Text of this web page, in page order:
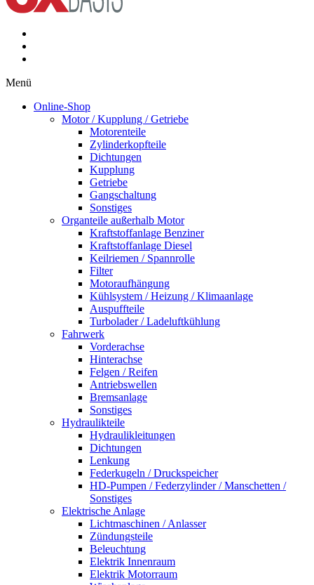
Menü
Online-Shop
Motor / Kupplung / Getriebe
Motorenteile
Zylinderkopfteile
Dichtungen
Kupplung
Getriebe
Gangschaltung
Sonstiges
Organteile außerhalb Motor
Kraftstoffanlage Benziner
Kraftstoffanlage Diesel
Keilriemen / Spannrolle
Filter
Motoraufhängung
Kühlsystem / Heizung / Klimaanlage
Auspuffteile
Turbolader / Ladeluftkühlung
Fahrwerk
Vorderachse
Hinterachse
Felgen / Reifen
Antriebswellen
Bremsanlage
Sonstiges
Hydraulikteile
Hydraulikleitungen
Dichtungen
Lenkung
Federkugeln / Druckspeicher
HD-Pumpen / Federzylinder / Manschetten /
Sonstiges
Elektrische Anlage
Lichtmaschinen / Anlasser
Zündungsteile
Beleuchtung
Elektrik Innenraum
Elektrik Motorraum